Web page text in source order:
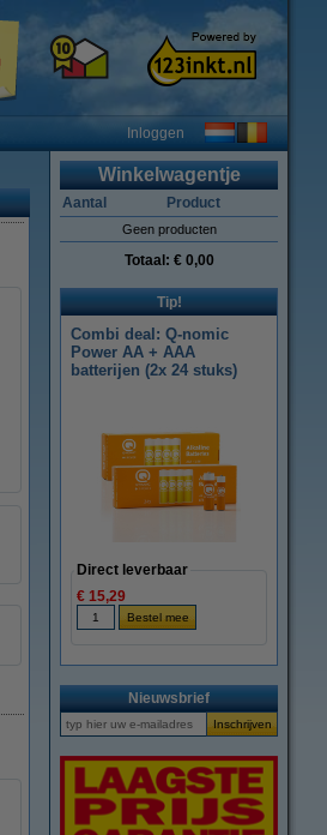
Inloggen
Winkelwagentje
Aantal Product
Geen producten
Totaal: € 0,00
Tip!
Combi deal: Q-nomic
Power AA + AAA
batterijen (2x 24 stuks)
Direct leverbaar
€ 15,29
Nieuwsbrief